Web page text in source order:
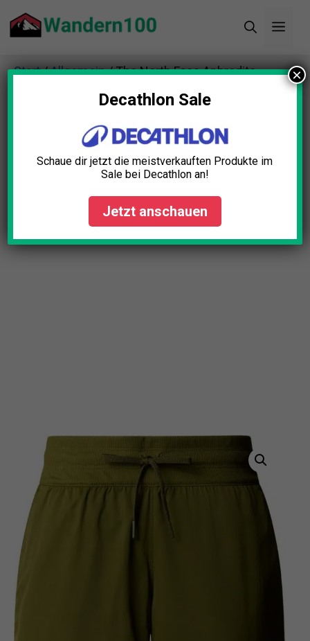
Inhalt
Start/Allgemein/ The North Face Aphrodite
Decathlon Sale
Schaue dir jetzt die meistverkauften Produkte im
Sale bei Decathlon an!
Jetzt anschauen
×